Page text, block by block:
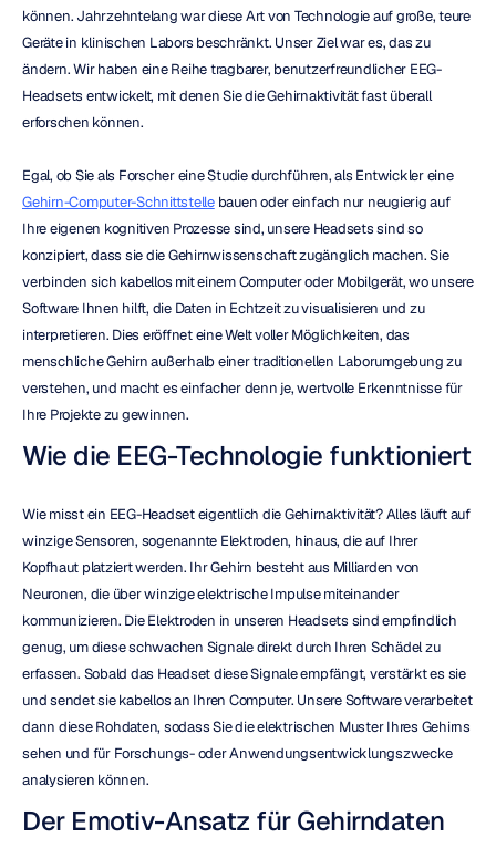
können. Jahrzehntelang war diese Art von Technologie auf große, teure
Geräte in klinischen Labors beschränkt. Unser Ziel war es, das zu
ändern. Wir haben eine Reihe tragbarer, benutzerfreundlicher EEG-
Headsets entwickelt, mit denen Sie die Gehirnaktivität fast überall
erforschen können.
Egal, ob Sie als Forscher eine Studie durchführen, als Entwickler eine
Gehirn-Computer-Schnittstelle bauen oder einfach nur neugierig auf
Ihre eigenen kognitiven Prozesse sind, unsere Headsets sind so
konzipiert, dass sie die Gehirnwissenschaft zugänglich machen. Sie
verbinden sich kabellos mit einem Computer oder Mobilgerät, wo unsere
Software Ihnen hilft, die Daten in Echtzeit zu visualisieren und zu
interpretieren. Dies eröffnet eine Welt voller Möglichkeiten, das
menschliche Gehirn außerhalb einer traditionellen Laborumgebung zu
verstehen, und macht es einfacher denn je, wertvolle Erkenntnisse für
Ihre Projekte zu gewinnen.
Wie die EEG-Technologie funktioniert
Wie misst ein EEG-Headset eigentlich die Gehirnaktivität? Alles läuft auf
winzige Sensoren, sogenannte Elektroden, hinaus, die auf Ihrer
Kopfhaut platziert werden. Ihr Gehirn besteht aus Milliarden von
Neuronen, die über winzige elektrische Impulse miteinander
kommunizieren. Die Elektroden in unseren Headsets sind empfindlich
genug, um diese schwachen Signale direkt durch Ihren Schädel zu
erfassen. Sobald das Headset diese Signale empfängt, verstärkt es sie
und sendet sie kabellos an Ihren Computer. Unsere Software verarbeitet
dann diese Rohdaten, sodass Sie die elektrischen Muster Ihres Gehirns
sehen und für Forschungs- oder Anwendungsentwicklungszwecke
analysieren können.
Der Emotiv-Ansatz für Gehirndaten